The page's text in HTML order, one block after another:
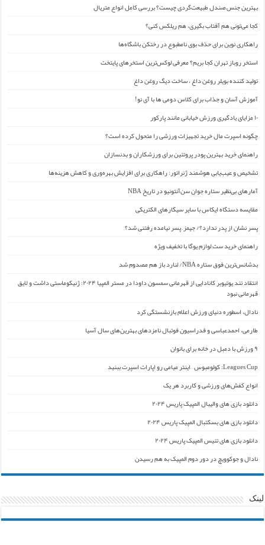
بهترین جنس صندل طبیعت‌گردی چیست؟ بررسی کامل انواع متریال
کجا می‌تونی هم آفتاب بگیری، هم ریلکس کنی؟
راهکاری نوین برای حذف بوی نامطبوع در رختکن باشگاه‌ها
استخر روباز تهران کجا بریم؟ معرفی لوکس‌ترین استخرهای پایتخت
تولید کننده بویلر روغن داغ ، ساخت دیگ روغن داغ
آموزش آسان و جذاب برای کلاس دومی ها با آی نو!
۱۰ مزایای یادگیری ورزش خیابانی مانند پارکور
چگونه اسپرت مال خرید تجهیزات ورزشی را متحول کرده است؟
راهنمای خرید بهترین پودر پروتئین برای ورزشکاران و بدنسازان
تشخیص و عیب‌یابی هوشمند ژنراتور: راهکاری برای افزایش بهره‌وری و کاهش هزینه‌ها
آمارهای بی‌نظیر ستاره جوان سن‌آنتونیو در تاریخ NBA
مقایسه دستگاه ایکاس با سایر سیگارهای الکتریکی
پسر نشان از پدر ندارد؟/ جیمز ِ پسر نیامده رفتنی شد؟
راهنمای خرید ست لوازم یوگا با تخفیف ویژه
بدشانس‌ترین فوق ستاره NBA/ لنارد باز هم مصدوم شد
انتقاد تند یوتیوبر کانادایی از قهرمانی سمسون داودا در مستر المپیا ۲۰۲۴: ژنیکوماستی داشت و لایق
قهرمانی نبود
نادال، اسطوره دنیای ورزش اعلام بازنشستگی کرد
طارمی، احمدعباسی و فدراسیون فوتبال نامزدهای بهترین‌های سال آسیا
۹ ورزش با دمبل در خانه برای بانوان
Leagues Cup: کولومبوس – اینتر میامی رو اپارات اسپرت ببنید
انواع کفش‌های ورزشی و کاربرد هر یک
دانلود بازی های والیبال المپیک پاریس ۲۰۲۴
دانلود بازی های بسکتبال المپیک پاریس ۲۰۲۴
دانلود بازی های تنیس المپیک پاریس ۲۰۲۴
نادال و جوکوویچ در دور دوم المپیک به هم رسیدن
لینک